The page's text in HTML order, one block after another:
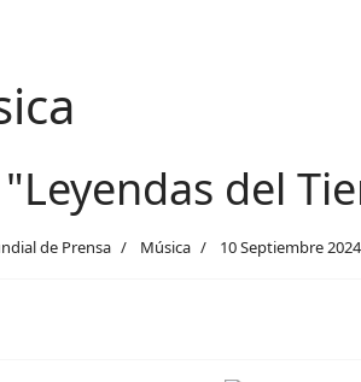
del
de Prensa Música 10 Septiembre 2024